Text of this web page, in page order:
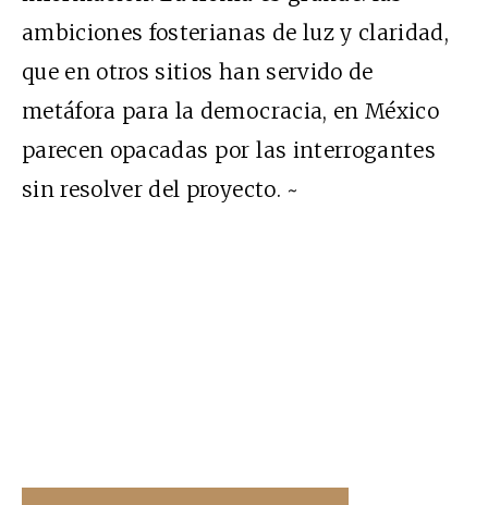
ambiciones fosterianas de luz y claridad,
que en otros sitios han servido de
metáfora para la democracia, en México
parecen opacadas por las interrogantes
sin resolver del proyecto. ~